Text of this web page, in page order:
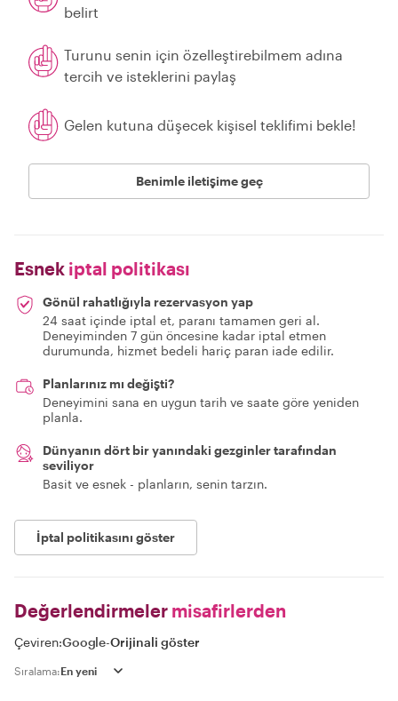
belirt
Turunu senin için özelleştirebilmem adına
tercih ve isteklerini paylaş
Gelen kutuna düşecek kişisel teklifimi bekle!
Benimle iletişime geç
Esnek iptal politikası
Gönül rahatlığıyla rezervasyon yap
24 saat içinde iptal et, paranı tamamen geri al.
Deneyiminden 7 gün öncesine kadar iptal etmen
durumunda, hizmet bedeli hariç paran iade edilir.
Planlarınız mı değişti?
Deneyimini sana en uygun tarih ve saate göre yeniden
planla.
Dünyanın dört bir yanındaki gezginler tarafından
seviliyor
Basit ve esnek - planların, senin tarzın.
İptal politikasını göster
Değerlendirmeler misafirlerden
Çeviren:Google-Orijinali göster
Sıralama: